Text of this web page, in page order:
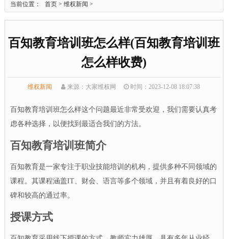
当前位置： 首页> 维权新闻 >
百知教育培训班怎么样(百知教育培训班
怎么样收费)
维权新闻 来源：大家维权网 时间：2023-12-08 18:07:38
百知教育培训班怎么样这个问题最近非常受欢迎，我们需要认真考
虑各种选择，以便找到最适合我们的方法。
百知教育培训班简介
百知教育是一家专注于职业技能培训的机构，提供多种不同领域的
课程。其课程涵盖IT、财会、语言等多个领域，并且有着良好的口
碑和较高的通过率。
授课方式